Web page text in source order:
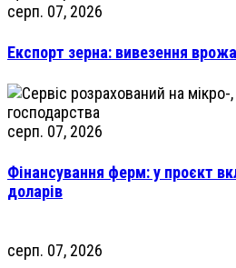
серп. 07, 2026
Експорт зерна: вивезення
серп. 07, 2026
Фінансування ферм: у проєкт
доларів
серп. 07, 2026